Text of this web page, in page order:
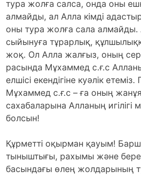
тура жолға салса, онда оны
алмайды, ал Алла кімді
оны тура жолға сала алмайды.
сыйынуға тұрарлық,
жоқ. Ол Алла жалғыз, оның
расында Мұхаммед с.ғ.с
елшісі екендігіне куәлік
Мұхаммед с.ғ.с – ға оның
сахабаларына Алланың игілігі
болсын!
Құрметті оқырман қауым!
тыныштығы, рахымы және
басындағы өлең жолдарының